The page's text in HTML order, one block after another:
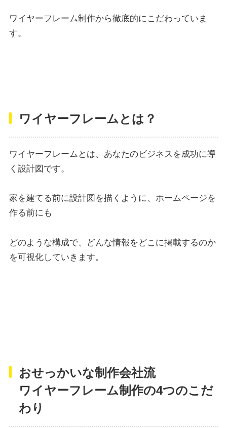
ワイヤーフレーム制作から徹底的にこだわっていま
す。
ワイヤーフレームとは？
ワイヤーフレームとは、あなたのビジネスを成功に導
く設計図です。
家を建てる前に設計図を描くように、ホームページを
作る前にも
どのような構成で、どんな情報をどこに掲載するのか
を可視化していきます。
おせっかいな制作会社流
ワイヤーフレーム制作の4つのこだ
わり